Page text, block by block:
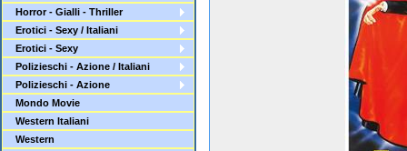
Horror - Gialli - Thriller
Erotici - Sexy / Italiani
Erotici - Sexy
Polizieschi - Azione / Italiani
Polizieschi - Azione
Mondo Movie
Western Italiani
Western